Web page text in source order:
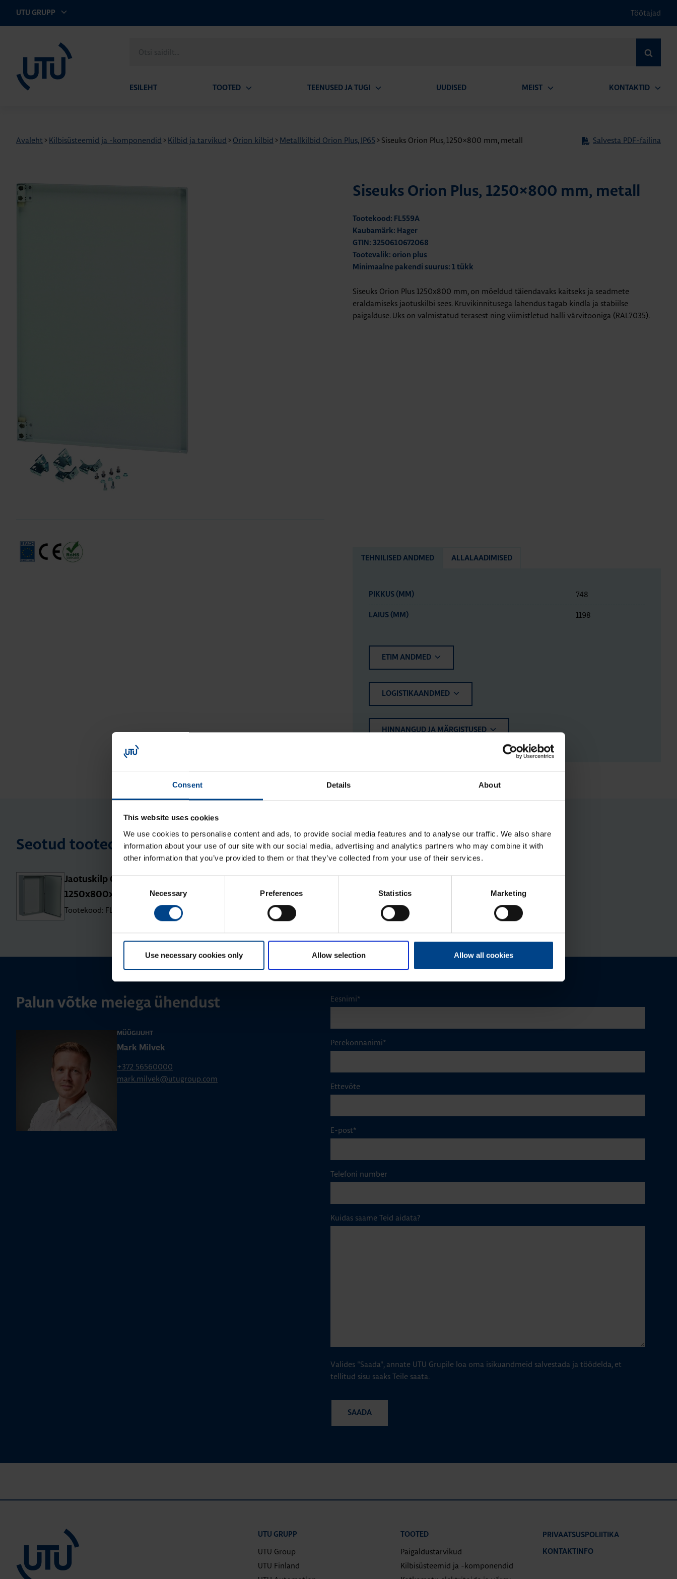
Consent Details About
This website uses cookies
We use cookies to personalise content and ads, to provide social media features and to analyse our traffic. We also share
information about your use of our site with our social media, advertising and analytics partners who may combine it with
other information that you’ve provided to them or that they’ve collected from your use of their services.
Consent
Selection
Necessary Preferences Statistics Marketing
Use necessary cookies only Allow selection Allow all cookies
UTU GRUPP Töötajad
saidilt
ESILEHT TOOTED TEENUSED JA TUGI UUDISED MEIST KONTAKTID
Avaleht > Kilbisüsteemid ja -komponendid > Kilbid ja tarvikud > Orion kilbid > Metallkilbid Orion Plus, IP65 > Siseuks Orion Plus, 1250×800 mm, metall Salvesta PDF-failina
Siseuks Orion Plus, 1250×800 mm, metall
Tootekood: FL559A
Kaubamärk: Hager
GTIN: 3250610672068
Tootevalik: orion plus
Minimaalne pakendi suurus: 1 tükk
Siseuks Orion Plus 1250x800 mm, on mõeldud täiendavaks kaitseks ja seadmete
eraldamiseks jaotuskilbi sees. Kruvikinnitusega lahendus tagab kindla ja stabiilse
paigalduse. Uks on valmistatud terasest ning viimistletud halli värvitooniga (RAL7035).
TEHNILISED ANDMED ALLALAADIMISED
PIKKUS (MM) 748
LAIUS (MM) 1198
ETIM ANDMED
LOGISTIKAANDMED
HINNANGUD JA MÄRGISTUSED
Seotud tooted
Jao­tus­kilp Orion Plus,
1250x800x300 mm, metall, IP65
Tootekood: FL130A
1250x800x300 mm, metall, IP65
Tootekood: FL180A
Palun võtke meiega ühendust
MÜÜGIJUHT
Mark Milvek
+372 56560000
mark.milvek@utugroup.com
Eesnimi*
Perekonnanimi*
Ettevõte
E-post*
Telefoni number
Kuidas saame Teid aidata?
Valides "Saada", annate UTU Grupile loa oma isikuandmeid salvestada ja töödelda, et
tellitud sisu saaks Teile saata.
UTU GRUPP
UTU Group
UTU Finland
TOOTED
Paigaldustarvikud
Kilbisüsteemid ja -komponendid
PRIVAATSUSPOLIITIKA
KONTAKTINFO